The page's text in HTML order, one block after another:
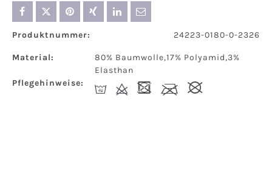
Produktnummer: 24223-0180-0-2326
Material:
80% Baumwolle,17% Polyamid,3%
Elasthan
Pflegehinweise:
I d - l #